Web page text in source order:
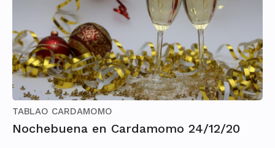
TABLAO CARDAMOMO
Nochebuena en Cardamomo 24/12/20